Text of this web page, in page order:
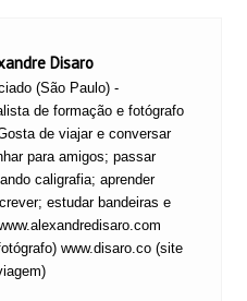
Disaro
(São Paulo) -
de formação e fotógrafo
de viajar e conversar
para amigos; passar
caligrafia; aprender
estudar bandeiras e
www.disaro.co (site